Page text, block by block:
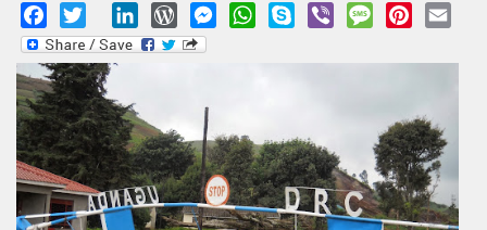
Facebook
Twitter LinkedInWordPressMessengerWhatsApp
Skype Viber MessagePinterest